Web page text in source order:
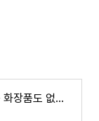
아흑 극예민 피부 노답! 맞는 화장품도 없고 ㅠㅠ